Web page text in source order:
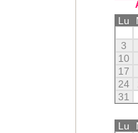
Lu
3
10
17
24
31
Lu